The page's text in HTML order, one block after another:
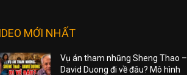
MỚI NHẤT
Vụ án tham nhũng Sheng Thao –
David Duong đi về đâu? Mô hình